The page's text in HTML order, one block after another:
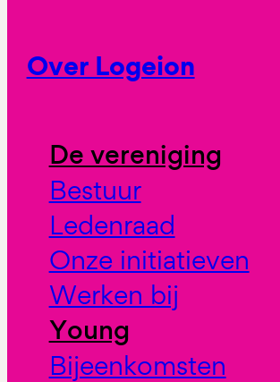
Over Logeion
De vereniging
Bestuur
Ledenraad
Onze initiatieven
Werken bij
Young
Bijeenkomsten